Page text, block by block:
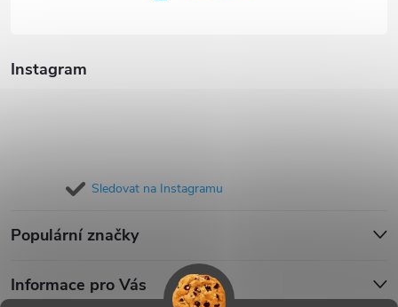
Instagram
Sledovat na Instagramu
Populární značky
Informace pro Vás